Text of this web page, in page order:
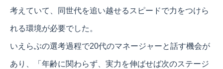
考えていて、同世代を追い越せるスピードで力をつけら
れる環境が必要でした。
いえらぶの選考過程で20代のマネージャーと話す機会が
あり、「年齢に関わらず、実力を伸ばせば次のステージ